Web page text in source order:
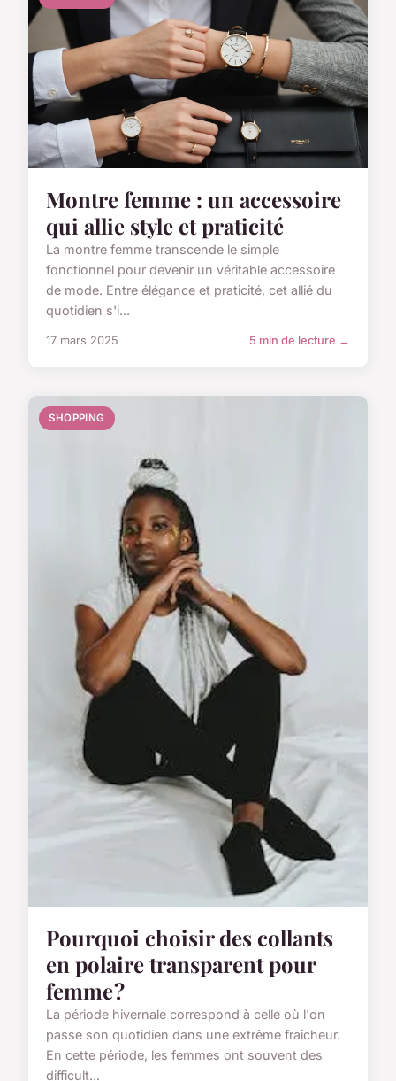
Montre femme : un accessoire
qui allie style et praticité
La montre femme transcende le simple
fonctionnel pour devenir un véritable accessoire
de mode. Entre élégance et praticité, cet allié du
quotidien s'i...
17 mars 2025 5 min de lecture →
SHOPPING
Pourquoi choisir des collants
en polaire transparent pour
femme ?
La période hivernale correspond à celle où l'on
passe son quotidien dans une extrême fraîcheur.
En cette période, les femmes ont souvent des
difficult...